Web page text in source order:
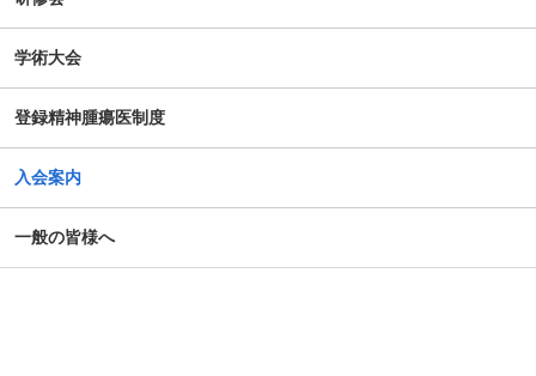
学術大会
登録精神腫瘍医制度
入会案内
一般の皆様へ